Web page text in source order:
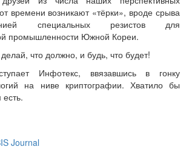
времени возникают «тёрки», вроде срыва
специальных резистов для
промышленности Южной Кореи.
что должно, и будь, что будет!
Инфотекс, ввязавшись в гонку
на ниве криптографии. Хватило бы
есть.
Journal